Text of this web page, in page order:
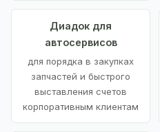
Диадок для
автосервисов
для порядка в закупках
запчастей и быстрого
выставления счетов
корпоративным клиентам